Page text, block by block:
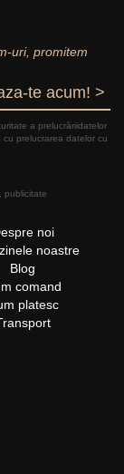
uri, promitem
te acum! >
a prelucrăriidatelor
prelucrarea datelor cu
publicitate
noi
noastre
Blog
comand
platesc